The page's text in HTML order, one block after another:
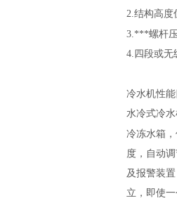
2.结构高度
3.***螺杆
4. 四段或
冷水机性
水冷式冷
冷冻水箱
度，自动
及报警装
立，即使